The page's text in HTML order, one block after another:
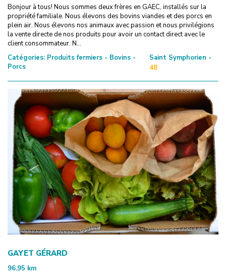
Bonjour à tous! Nous sommes deux frères en GAEC, installés sur la
propriété familiale. Nous élevons des bovins viandes et des porcs en
plein air. Nous élevons nos animaux avec passion et nous privilégions
la vente directe de nos produits pour avoir un contact direct avec le
client consommateur. N...
Catégories: Produits fermiers - Bovins -
Porcs
Saint Symphorien -
48
GAYET GÉRARD
96.95 km